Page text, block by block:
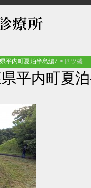
平内町夏泊半島編7 > 四ツ盛
平内町夏